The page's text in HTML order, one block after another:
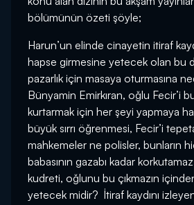
bölümünün özeti şöyle;
Harun’un elinde cinayetin itiraf
hapse girmesine yetecek olan bu
pazarlık için masaya oturmasına
Bünyamin Emirkıran, oğlu Fecir’i
kurtarmak için her şeyi yapmaya
büyük sırrı öğrenmesi, Fecir’i
mahkemeler ne polisler, bunların
babasının gazabı kadar
kudreti, oğlunu bu çıkmazın
yetecek midir? İtiraf kaydını